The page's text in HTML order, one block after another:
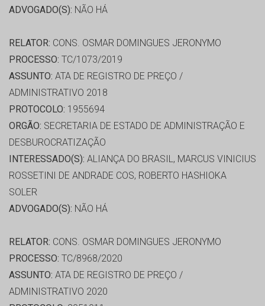
ADVOGADO(S): NÃO HÁ
RELATOR: CONS. OSMAR DOMINGUES JERONYMO
PROCESSO: TC/1073/2019
ASSUNTO: ATA DE REGISTRO DE PREÇO /
ADMINISTRATIVO 2018
PROTOCOLO: 1955694
ORGÃO: SECRETARIA DE ESTADO DE ADMINISTRAÇÃO E
DESBUROCRATIZAÇÃO
INTERESSADO(S): ALIANÇA DO BRASIL, MARCUS VINICIUS
ROSSETINI DE ANDRADE COS, ROBERTO HASHIOKA
SOLER
ADVOGADO(S): NÃO HÁ
RELATOR: CONS. OSMAR DOMINGUES JERONYMO
PROCESSO: TC/8968/2020
ASSUNTO: ATA DE REGISTRO DE PREÇO /
ADMINISTRATIVO 2020